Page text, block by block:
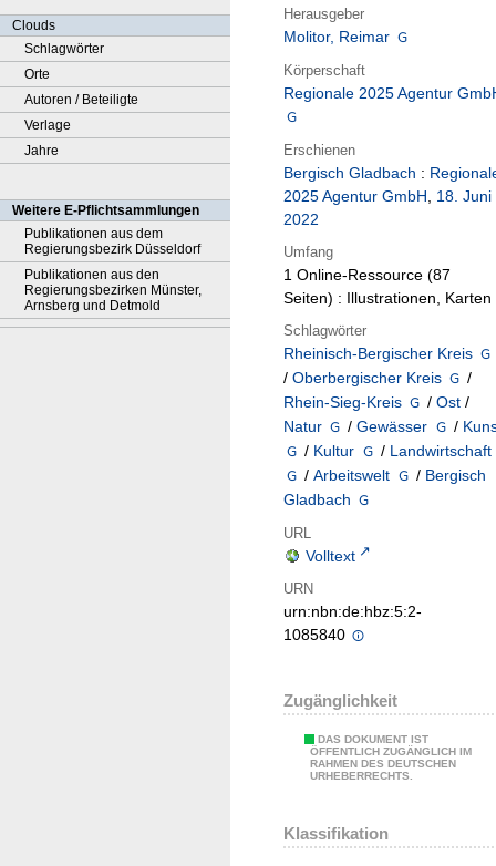
Clouds
Schlagwörter
Orte
Autoren / Beteiligte
Verlage
Jahre
Weitere E-Pflichtsammlungen
Publikationen aus dem
Regierungsbezirk Düsseldorf
Publikationen aus den
Regierungsbezirken Münster,
Arnsberg und Detmold
Herausgeber
Molitor, Reimar
Körperschaft
Regionale 2025 Agentur
Erschienen
Bergisch Gladbach :
2025 Agentur GmbH, 18. Juni
2022
Umfang
1 Online-Ressource (87
Seiten) : Illustrationen, Karten
Schlagwörter
Rheinisch-Bergischer Kreis
/ Oberbergischer Kreis
/
Rhein-Sieg-Kreis
/ Ost /
Natur
/ Gewässer /
/ Kultur / Landwirtschaft
/ Arbeitswelt / Bergisch
Gladbach
URL
Volltext
URN
urn:nbn:de:hbz:5:2-
1085840
Zugänglichkeit
DAS DOKUMENT IST
ÖFFENTLICH ZUGÄNGLICH IM
RAHMEN DES DEUTSCHEN
URHEBERRECHTS.
Klassifikation